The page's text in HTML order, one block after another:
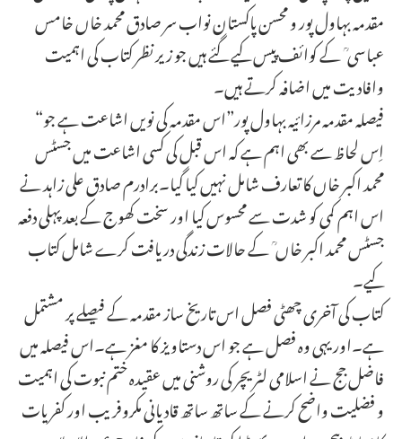
مقدمہ بہاول پور و محسن پاکستان نواب سر صادق محمد خاں خامس
عباسی ؒ کے کوائف پیس کیے گئے ہیں جو زیر نظر کتاب کی اہمیت
وافادیت میں اضافہ کرتے ہیں۔
“فیصلہ مقدمہ مرزائیہ بہاول پور”اس مقدمہ کی نویں اشاعت ہے جو
اِس لحاظ سے بھی اہم ہے کہ اس قبل کی کسی اشاعت میں جسٹس
محمد اکبر خاں کا تعارف شامل نہیں کیا گیا۔برادرم صادق علی زاہد نے
اس اہم کمی کو شدت سے محسوس کیا اور سخت کھوج کے بعد پہلی دفعہ
جسٹس محمد اکبر خاں ؒ کے حالات زندگی دریافت کرے شامل کتاب
کیے۔
کتاب کی آخری چھٹی فصل اس تاریخ ساز مقدمہ کے فیصلے پر مشتمل
ہے۔اور یہی وہ فصل ہے جو اس دستاویز کا مغز ہے۔اس فیصلہ میں
فاضل جج نے اسلامی لٹریچر کی روشنی میں عقیدہ ختم نبوت کی اہمیت
و فضلیت واضح کرنے کے ساتھ ساتھ قادیانی مکروفریب اور کفریات